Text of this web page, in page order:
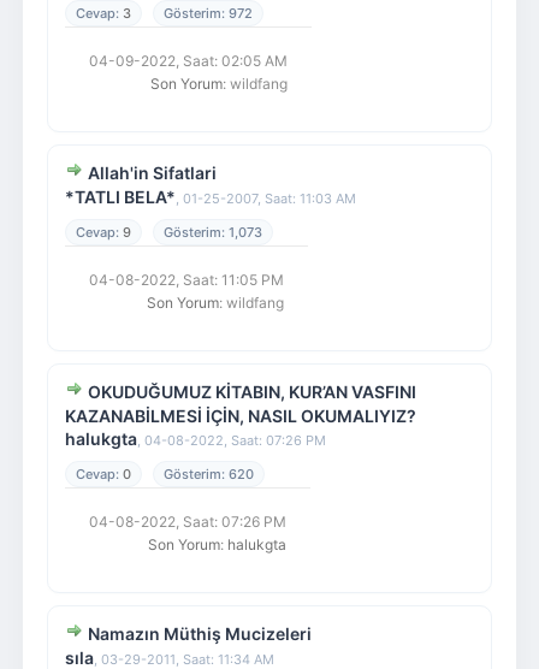
3
972
04-09-2022, Saat: 02:05 AM
Son Yorum: wildfang
Allah'in Sifatlari
*TATLI BELA*, 01-25-2007, Saat: 11:03 AM
9
1,073
04-08-2022, Saat: 11:05 PM
Son Yorum: wildfang
OKUDUĞUMUZ KİTABIN, KUR’AN VASFINI
KAZANABİLMESİ İÇİN, NASIL OKUMALIYIZ?
halukgta, 04-08-2022, Saat: 07:26 PM
0
620
04-08-2022, Saat: 07:26 PM
Son Yorum: halukgta
Namazın Müthiş Mucizeleri
sıla, 03-29-2011, Saat: 11:34 AM